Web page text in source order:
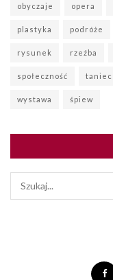
obyczaje opera
plastyka podróże
rysunek rzeźba
społeczność taniec
wystawa śpiew